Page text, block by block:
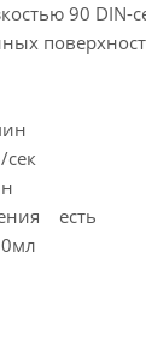
90 DIN-
сек
есть